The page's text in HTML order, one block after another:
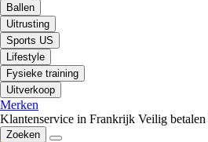
Ballen
Uitrusting
Sports US
Lifestyle
Fysieke training
Uitverkoop
Merken
Klantenservice in Frankrijk Veilig betalen
Zoeken